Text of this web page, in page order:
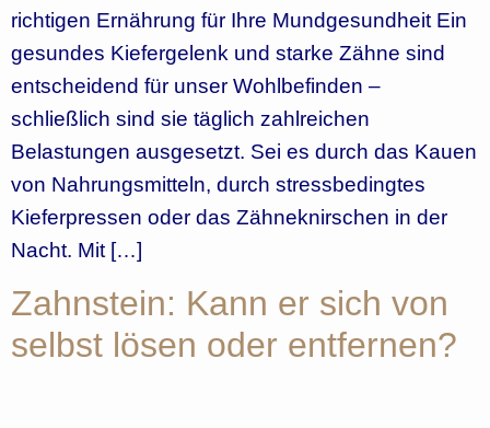
richtigen Ernährung für Ihre Mundgesundheit Ein
gesundes Kiefergelenk und starke Zähne sind
entscheidend für unser Wohlbefinden –
schließlich sind sie täglich zahlreichen
Belastungen ausgesetzt. Sei es durch das Kauen
von Nahrungsmitteln, durch stressbedingtes
Kieferpressen oder das Zähneknirschen in der
Nacht. Mit […]
Zahnstein: Kann er sich von
selbst lösen oder entfernen?